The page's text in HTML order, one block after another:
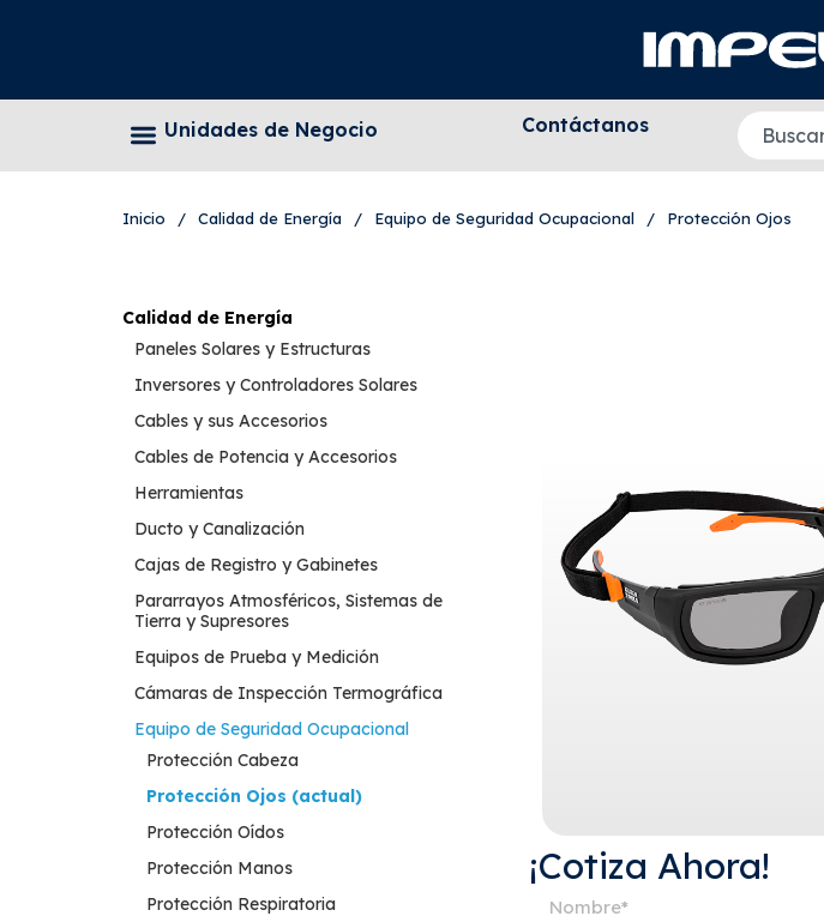
Unidades de Negocio Contáctanos
Inicio / Calidad de Energía / Equipo de Seguridad Ocupacional / Protección Ojos
Calidad de Energía
Paneles Solares y Estructuras
Inversores y Controladores Solares
Cables y sus Accesorios
Cables de Potencia y Accesorios
Herramientas
Ducto y Canalización
Cajas de Registro y Gabinetes
Pararrayos Atmosféricos, Sistemas de
Tierra y Supresores
Equipos de Prueba y Medición
Cámaras de Inspección Termográfica
Equipo de Seguridad Ocupacional
Protección Cabeza
Protección Ojos (actual)
Protección Oídos
Protección Manos
Protección Respiratoria
¡Cotiza Ahora!